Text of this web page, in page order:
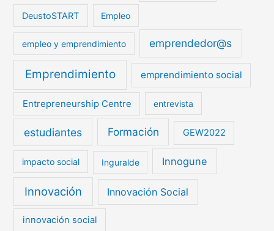
DeustoSTART Empleo
empleo y emprendimiento emprendedor@s
Emprendimiento emprendimiento social
Entrepreneurship Centre entrevista
estudiantes Formación GEW2022
impacto social Inguralde Innogune
Innovación Innovación Social
innovación social